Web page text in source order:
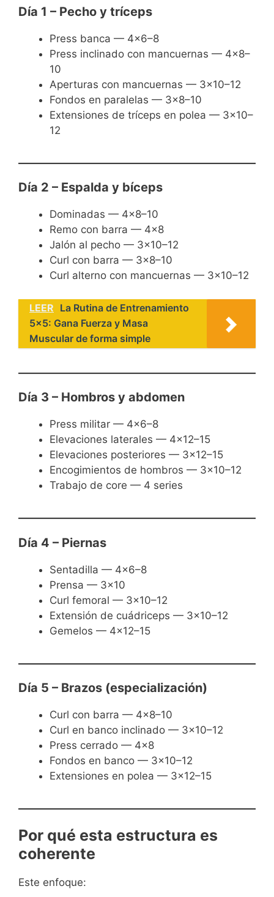
Día 1 – Pecho y tríceps
Press banca — 4×6–8
Press inclinado con mancuernas — 4×8–
10
Aperturas con mancuernas — 3×10–12
Fondos en paralelas — 3×8–10
Extensiones de tríceps en polea — 3×10–
12
Día 2 – Espalda y bíceps
Dominadas — 4×8–10
Remo con barra — 4×8
Jalón al pecho — 3×10–12
Curl con barra — 3×8–10
Curl alterno con mancuernas — 3×10–12
LEER La Rutina de Entrenamiento
5x5: Gana Fuerza y Masa
Muscular de forma simple
Día 3 – Hombros y abdomen
Press militar — 4×6–8
Elevaciones laterales — 4×12–15
Elevaciones posteriores — 3×12–15
Encogimientos de hombros — 3×10–12
Trabajo de core — 4 series
Día 4 – Piernas
Sentadilla — 4×6–8
Prensa — 3×10
Curl femoral — 3×10–12
Extensión de cuádriceps — 3×10–12
Gemelos — 4×12–15
Día 5 – Brazos (especialización)
Curl con barra — 4×8–10
Curl en banco inclinado — 3×10–12
Press cerrado — 4×8
Fondos en banco — 3×10–12
Extensiones en polea — 3×12–15
Por qué esta estructura es
coherente
Este enfoque: